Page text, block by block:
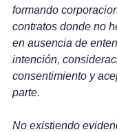
formando
contratos donde no
en ausencia de
intención,
consentimiento y
parte.
No existiendo